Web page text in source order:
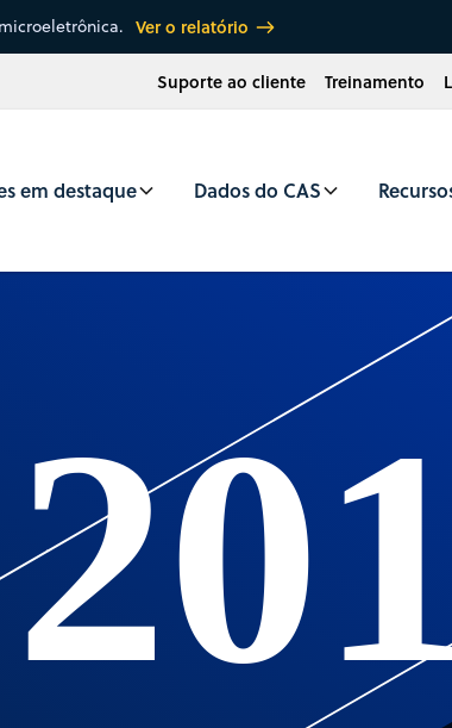
Ver o relatório
Suporte ao cliente Treinamento
em destaque Dados do CAS